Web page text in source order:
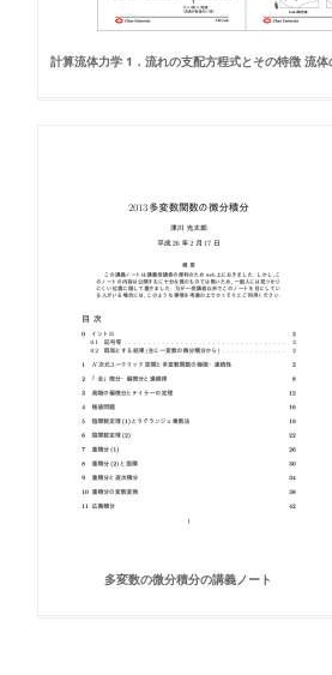
計算流体力学 1．流れの支配方程式とその特徴 流
多変数の微分積分の講義ノート